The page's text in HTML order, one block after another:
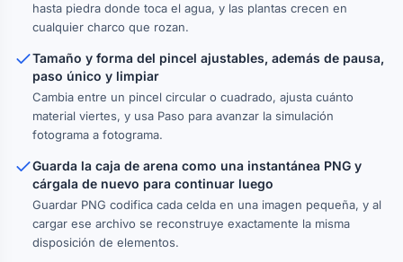
hasta piedra donde toca el agua, y las plantas crecen en
cualquier charco que rozan.
Tamaño y forma del pincel ajustables, además de pausa,
paso único y limpiar
Cambia entre un pincel circular o cuadrado, ajusta cuánto
material viertes, y usa Paso para avanzar la simulación
fotograma a fotograma.
Guarda la caja de arena como una instantánea PNG y
cárgala de nuevo para continuar luego
Guardar PNG codifica cada celda en una imagen pequeña, y al
cargar ese archivo se reconstruye exactamente la misma
disposición de elementos.